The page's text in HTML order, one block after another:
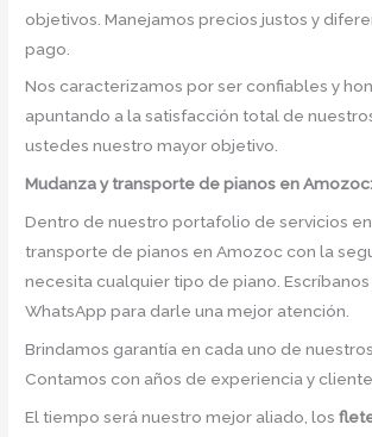
objetivos. Manejamos precios justos y
pago.
Nos caracterizamos por ser confiables y
apuntando a la satisfacción total de
ustedes nuestro mayor objetivo.
Mudanza y transporte de pianos en Amozoc:
Dentro de nuestro portafolio de servicios
transporte de pianos en Amozoc con la
necesita cualquier tipo de piano.
WhatsApp para darle una mejor atención.
Brindamos garantía en cada uno de
Contamos con años de experiencia y
El tiempo será nuestro mejor aliado, los